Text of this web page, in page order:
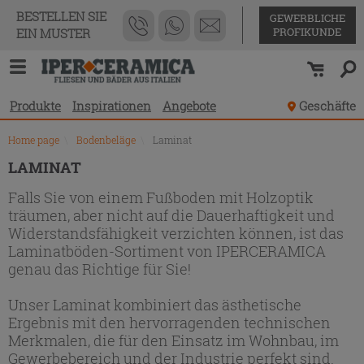
BESTELLEN SIE
EIN MUSTER
GEWERBLICHE
PROFIKUNDE
Produkte Inspirationen Angebote Geschäfte
Home page Bodenbeläge Laminat
LAMINAT
Falls Sie von einem Fußboden mit Holzoptik
träumen, aber nicht auf die Dauerhaftigkeit und
Widerstandsfähigkeit verzichten können, ist das
Laminatböden-Sortiment von IPERCERAMICA
genau das Richtige für Sie!
Unser Laminat kombiniert das ästhetische
Ergebnis mit den hervorragenden technischen
Merkmalen, die für den Einsatz im Wohnbau, im
Gewerbebereich und der Industrie perfekt sind.
Produktverzeichnis